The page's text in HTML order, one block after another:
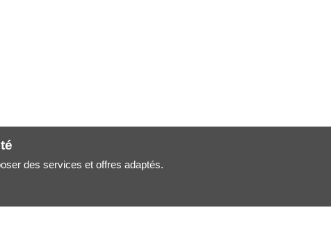
des services et offres adaptés.